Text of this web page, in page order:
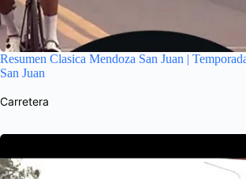
Resumen Clasica Mendoza San Juan |
San Juan
Carretera